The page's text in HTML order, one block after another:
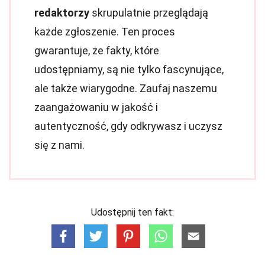
redaktorzy skrupulatnie przeglądają
każde zgłoszenie. Ten proces
gwarantuje, że fakty, które
udostępniamy, są nie tylko fascynujące,
ale także wiarygodne. Zaufaj naszemu
zaangażowaniu w jakość i
autentyczność, gdy odkrywasz i uczysz
się z nami.
Udostępnij ten fakt: